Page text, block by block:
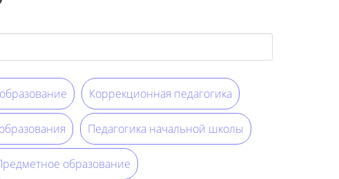
Коррекционная педагогика
Педагогика начальной школы
образование